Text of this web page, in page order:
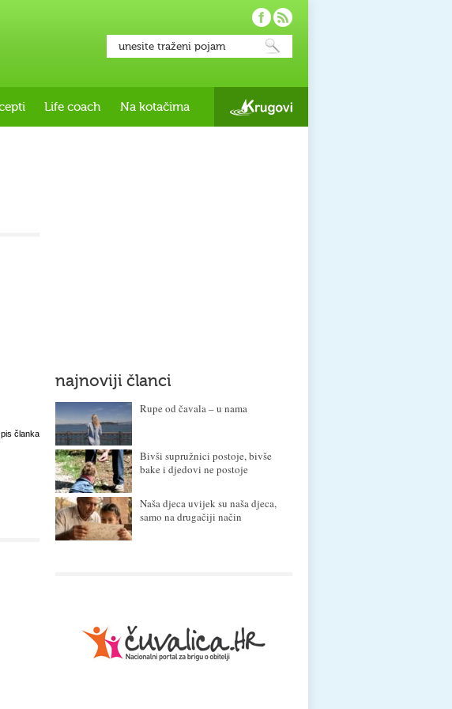
Life coach Na kotačima
članka
najnoviji članci
Rupe od čavala – u nama
Bivši supružnici postoje, bivše
bake i djedovi ne postoje
Naša djeca uvijek su naša djeca,
samo na drugačiji način